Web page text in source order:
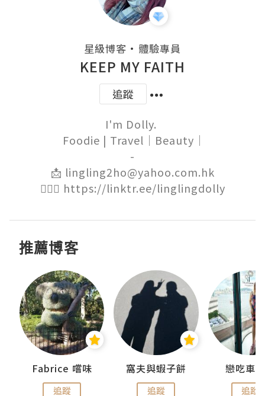
星級博客 ・ 體驗專員
KEEP MY FAITH
追蹤
I'm Dolly.
-
📩 lingling2ho@yahoo.com.hk
🙋🏻‍♀️ https://linktr.ee/linglingdolly
推薦博客
Fabrice 嚐味
追蹤
窩夫與蝦子餅
追蹤
戀吃車
追蹤